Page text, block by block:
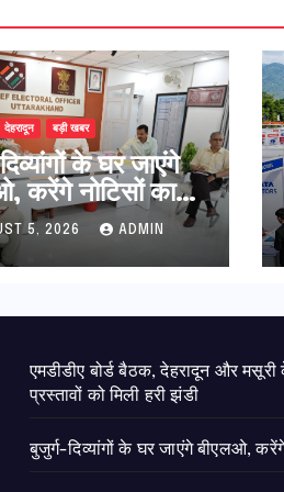
देहरादून बड़ी खबर
के घर जाएंगे
करेंगे नोटिसों का
5, 2026 ADMIN
एमडीडीए बोर्ड बैठक, देहरादून और
प्रस्तावों को मिली हरी झंडी
बुजुर्ग-दिव्यांगों के घर जाएंगे बीएलओ,